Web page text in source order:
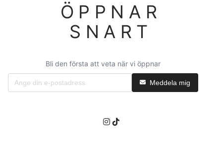
ÖPPNAR
SNART
Bli den första att veta när vi öppnar
Meddela mig